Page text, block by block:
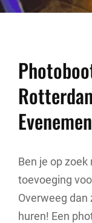
Ben je op
toevoeging
Overweeg
huren! Een